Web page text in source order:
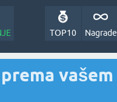
Nagrade
TOP10
vašem